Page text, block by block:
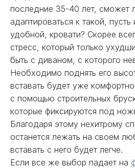
последние 35-40 лет, сможет
адаптироваться к такой, пусть
удобной, кровати? Скорее
стресс, который только
быть с диваном, с которого
Необходимо поднять его
вставать будет уже
с помощью строительных
которые фиксируются под
Благодаря этому нехитрому
останется лежать на своем
вставать с него будет легче.
Если все же выбор падает на